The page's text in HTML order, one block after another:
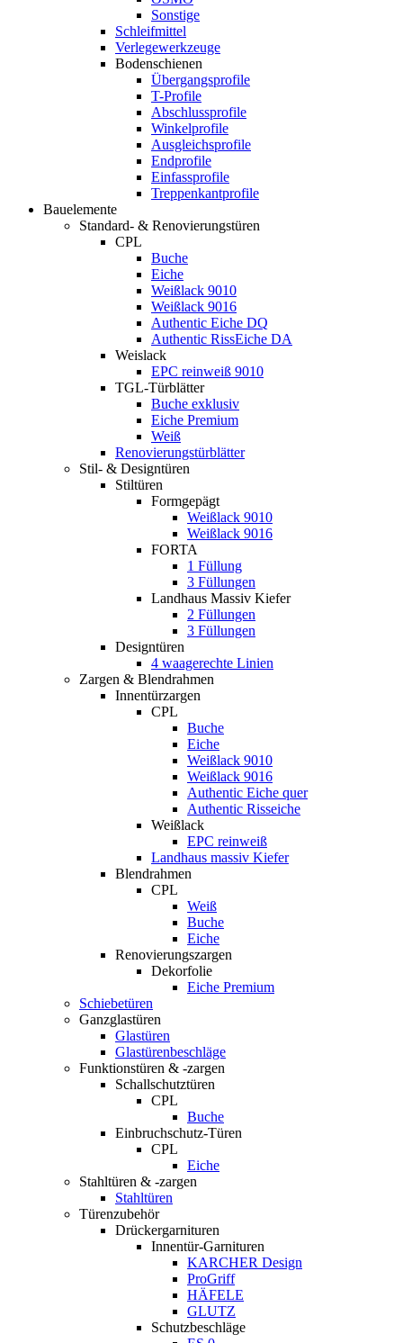
Sonstige
Schleifmittel
Verlegewerkzeuge
Bodenschienen
Übergangsprofile
T-Profile
Abschlussprofile
Winkelprofile
Ausgleichsprofile
Endprofile
Einfassprofile
Treppenkantprofile
Bauelemente
Standard- & Renovierungstüren
CPL
Buche
Eiche
Weißlack 9010
Weißlack 9016
Authentic Eiche DQ
Authentic RissEiche DA
Weislack
EPC reinweiß 9010
TGL-Türblätter
Buche exklusiv
Eiche Premium
Weiß
Renovierungstürblätter
Stil- & Designtüren
Stiltüren
Formgepägt
Weißlack 9010
Weißlack 9016
FORTA
1 Füllung
3 Füllungen
Landhaus Massiv Kiefer
2 Füllungen
3 Füllungen
Designtüren
4 waagerechte Linien
Zargen & Blendrahmen
Innentürzargen
CPL
Buche
Eiche
Weißlack 9010
Weißlack 9016
Authentic Eiche quer
Authentic Risseiche
Weißlack
EPC reinweiß
Landhaus massiv Kiefer
Blendrahmen
CPL
Weiß
Buche
Eiche
Renovierungszargen
Dekorfolie
Eiche Premium
Schiebetüren
Ganzglastüren
Glastüren
Glastürenbeschläge
Funktionstüren & -zargen
Schallschutztüren
CPL
Buche
Einbruchschutz-Türen
CPL
Eiche
Stahltüren & -zargen
Stahltüren
Türenzubehör
Drückergarnituren
Innentür-Garnituren
KARCHER Design
ProGriff
HÄFELE
GLUTZ
Schutzbeschläge